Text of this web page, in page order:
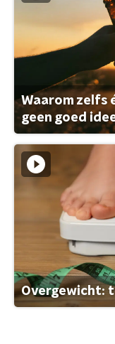
Waarom zelfs
geen goed
Overgewicht: